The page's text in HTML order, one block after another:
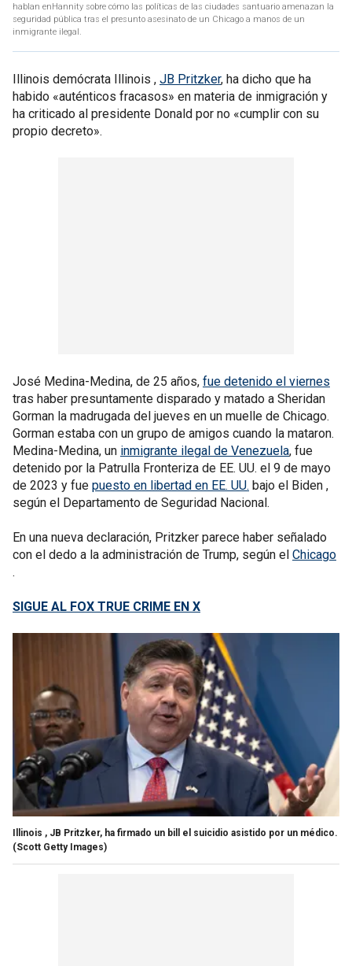
hablan enHannity sobre cómo las políticas de las ciudades santuario amenazan la
seguridad pública tras el presunto asesinato de un Chicago a manos de un
inmigrante ilegal.
Illinois demócrata Illinois , JB Pritzker, ha dicho que ha
habido «auténticos fracasos» en materia de inmigración y
ha criticado al presidente Donald por no «cumplir con su
propio decreto».
José Medina-Medina, de 25 años, fue detenido el viernes
tras haber presuntamente disparado y matado a Sheridan
Gorman la madrugada del jueves en un muelle de Chicago.
Gorman estaba con un grupo de amigos cuando la mataron.
Medina-Medina, un inmigrante ilegal de Venezuela, fue
detenido por la Patrulla Fronteriza de EE. UU. el 9 de mayo
de 2023 y fue puesto en libertad en EE. UU. bajo el Biden ,
según el Departamento de Seguridad Nacional.
En una nueva declaración, Pritzker parece haber señalado
con el dedo a la administración de Trump, según el Chicago
.
SIGUE AL FOX TRUE CRIME EN X
Illinois , JB Pritzker, ha firmado un bill el suicidio asistido por un médico.
(Scott Getty Images)